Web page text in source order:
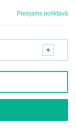
Pieejams noliktavā